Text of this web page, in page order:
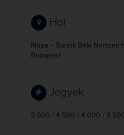
Hol
Müpa – Bartók Béla Nemzeti
Budapest
Jegyek
5 500 / 4 500 / 4 000 / 3